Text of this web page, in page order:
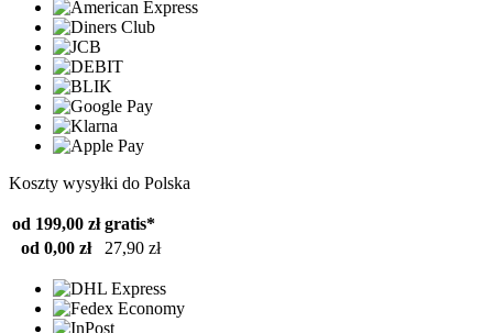
Koszty wysyłki do Polska
od 199,00 zł gratis*
od 0,00 zł
27,90 zł